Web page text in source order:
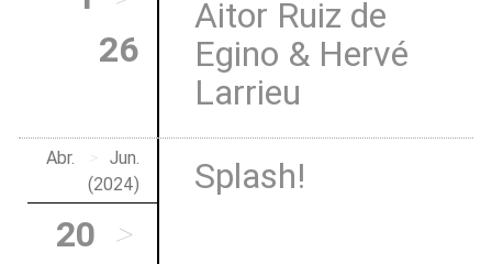
26
Aitor Ruiz de
Egino & Hervé
Larrieu
Abr. >
Jun.
(2024)
20 >
Splash!